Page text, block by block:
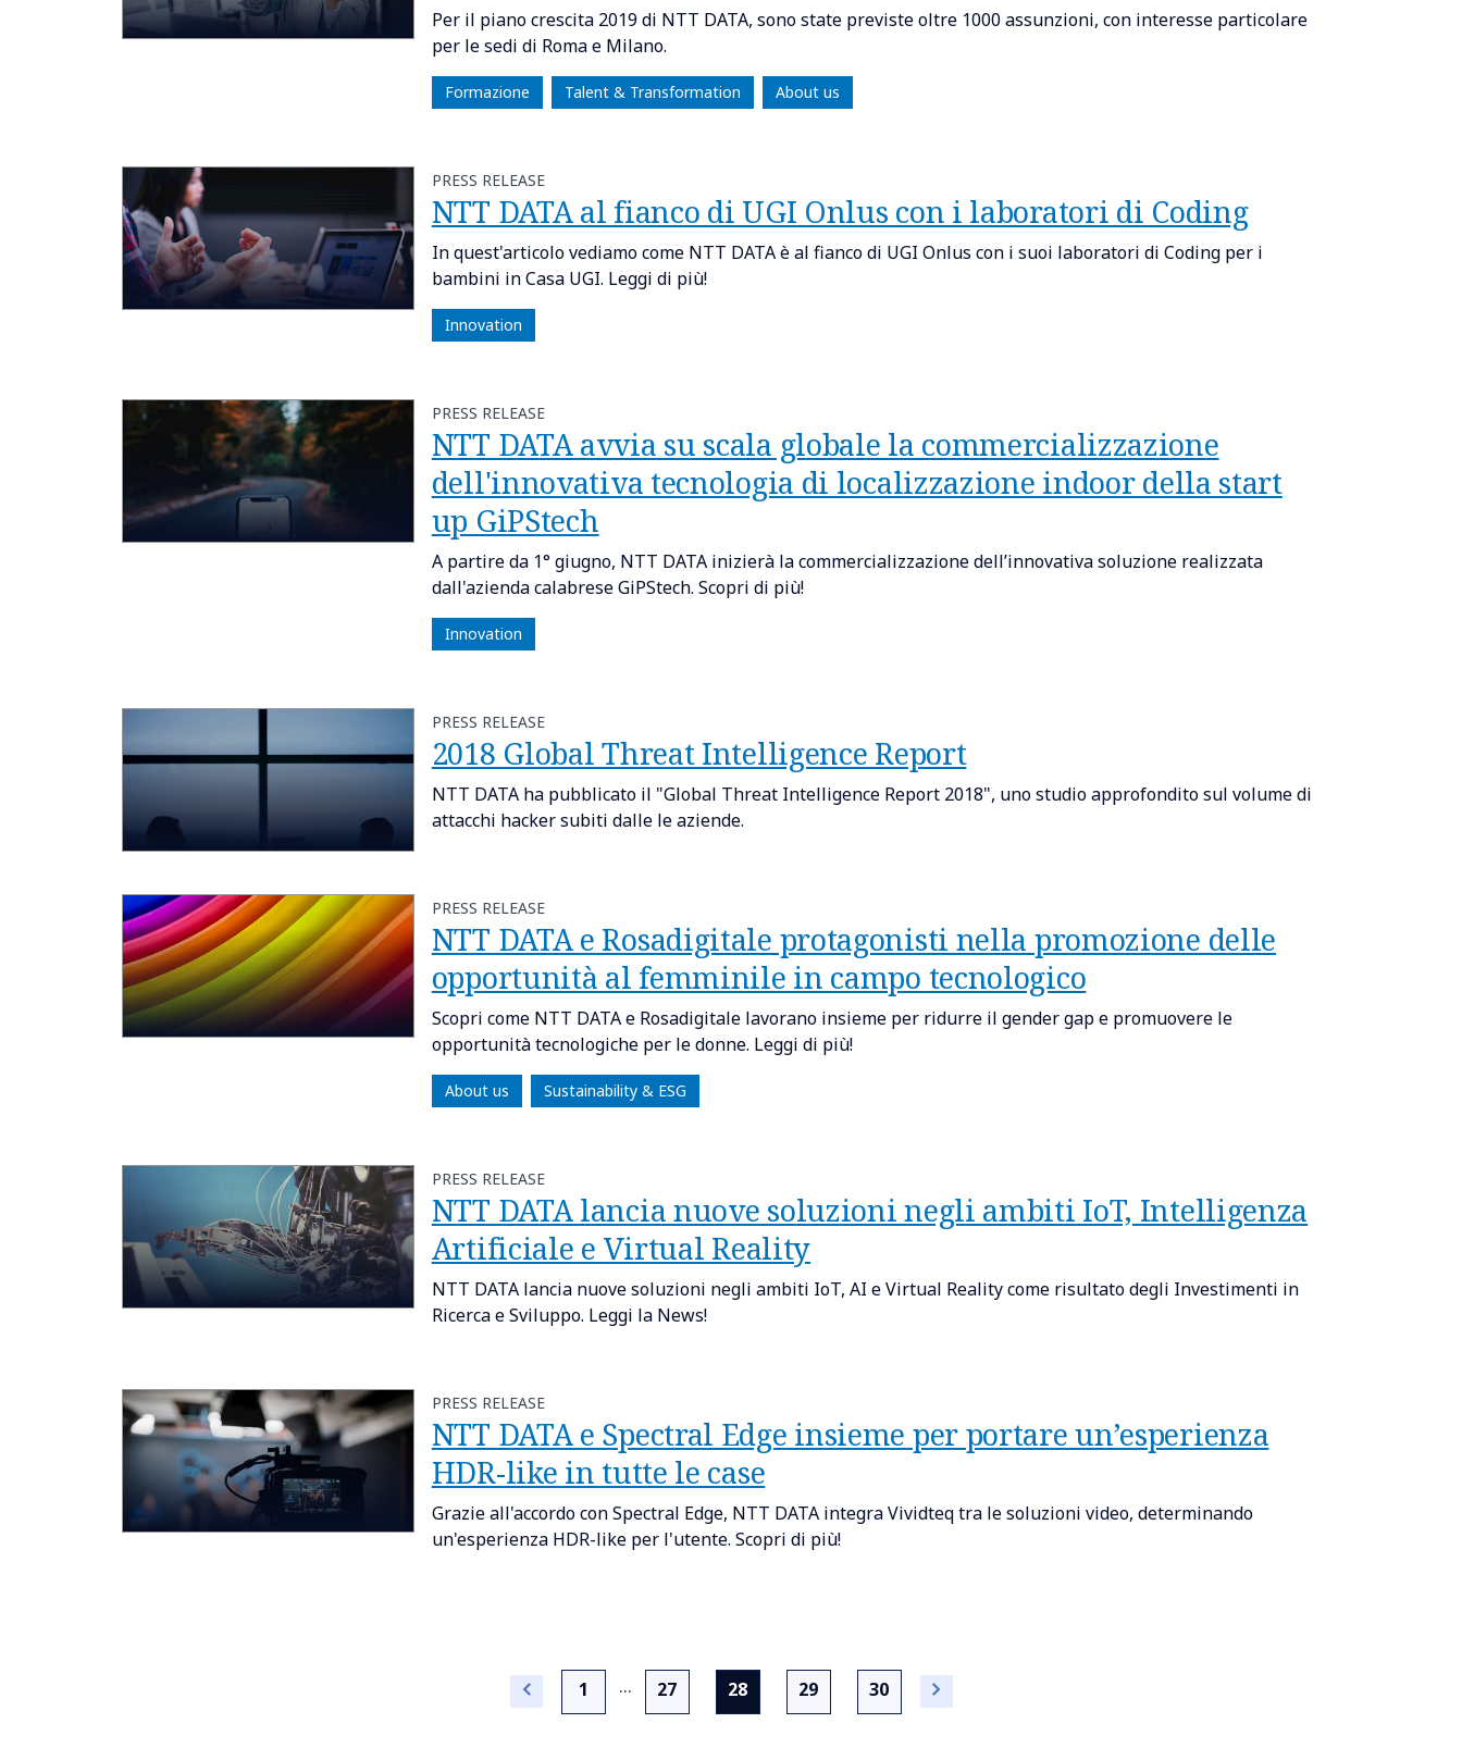
Per il piano crescita 2019 di NTT DATA, sono state previste oltre 1000 assunzioni, con interesse particolare
per le sedi di Roma e Milano.
Formazione Talent & Transformation About us
PRESS RELEASE
NTT DATA al fianco di UGI Onlus con i laboratori di Coding
In quest'articolo vediamo come NTT DATA è al fianco di UGI Onlus con i suoi laboratori di Coding per i
bambini in Casa UGI. Leggi di più!
Innovation
PRESS RELEASE
NTT DATA avvia su scala globale la commercializzazione
dell'innovativa tecnologia di localizzazione indoor della start
up GiPStech
A partire da 1° giugno, NTT DATA inizierà la commercializzazione dell’innovativa soluzione realizzata
dall'azienda calabrese GiPStech. Scopri di più!
Innovation
PRESS RELEASE
2018 Global Threat Intelligence Report
NTT DATA ha pubblicato il "Global Threat Intelligence Report 2018", uno studio approfondito sul volume di
attacchi hacker subiti dalle le aziende.
PRESS RELEASE
NTT DATA e Rosadigitale protagonisti nella promozione delle
opportunità al femminile in campo tecnologico
Scopri come NTT DATA e Rosadigitale lavorano insieme per ridurre il gender gap e promuovere le
opportunità tecnologiche per le donne. Leggi di più!
About us Sustainability & ESG
PRESS RELEASE
NTT DATA lancia nuove soluzioni negli ambiti IoT, Intelligenza
Artificiale e Virtual Reality
NTT DATA lancia nuove soluzioni negli ambiti IoT, AI e Virtual Reality come risultato degli Investimenti in
Ricerca e Sviluppo. Leggi la News!
PRESS RELEASE
NTT DATA e Spectral Edge insieme per portare un’esperienza
HDR-like in tutte le case
Grazie all'accordo con Spectral Edge, NTT DATA integra Vividteq tra le soluzioni video, determinando
un'esperienza HDR-like per l'utente. Scopri di più!
1 ... 27 28(current)
29 30